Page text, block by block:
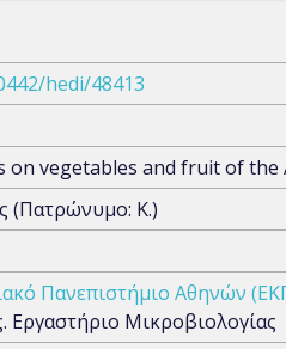
hedi/48413
on vegetables and fruit of
(Πατρώνυμο: Κ.)
Πανεπιστήμιο Αθηνών
Εργαστήριο Μικροβιολογίας